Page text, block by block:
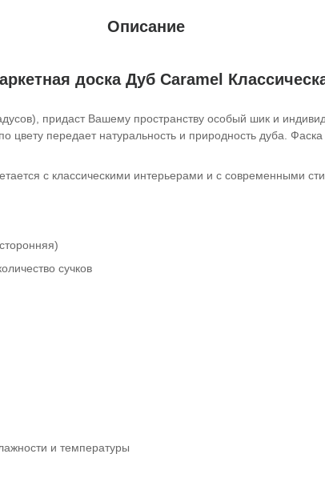
Описание
доска Дуб Caramel
придаст Вашему пространству особый шик и
цвету передает натуральность и природность дуба.
с классическими интерьерами и с современными
сучков
и температуры